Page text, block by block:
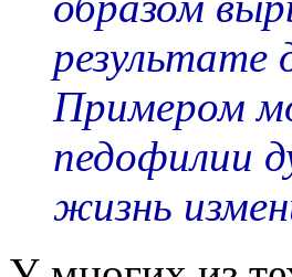
результате
Примером
педофилии
жизнь